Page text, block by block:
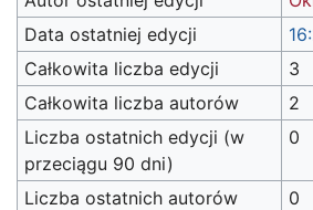
Data ostatniej edycji
Całkowita liczba edycji
3
Całkowita liczba autorów
2
Liczba ostatnich edycji (w
przeciągu 90 dni)
0
Liczba ostatnich autorów 0